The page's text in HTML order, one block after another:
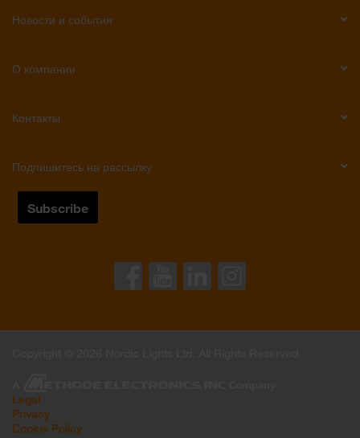
Новости и события
О компании
Контакты
Подпишитесь на рассылку
Legal
Privacy
Cookie Policy